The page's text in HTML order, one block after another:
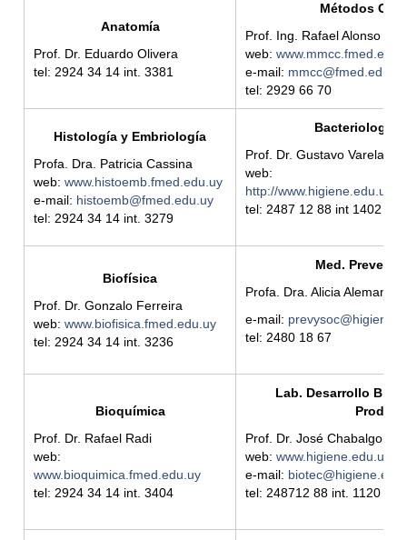
Anatomía
Prof. Dr. Eduardo Olivera
tel: 2924 34 14 int.3381
Métodos
Prof. Ing. Rafael Alonso
web:
e-mail: mmcc@fmed.edu.uy
tel: 2929 66 70
Histología y Embriología
Profa. Dra. Patricia Cassina
web:www.histoemb.fmed.edu.uy
e-mail: histoemb@fmed.edu.uy
tel: 2924 34 14 int. 3279
Bacteriología
Prof. Dr. Gustavo Varela
web:
http://www.higiene.edu.uy/
tel: 2487 12 88 int 1402
Biofísica
Prof. Dr. Gonzalo Ferreira
web:www.biofisica.fmed.edu.uy
tel: 2924 34 14 int.3236
Med.
Profa. Dra. Alicia Aleman
e-mail:
tel: 2480 18 67
Bioquímica
Prof. Dr. Rafael Radi
web:
www.bioquimica.fmed.edu.uy
tel: 2924 34 14 int.3404
Lab. Desarrollo
Prof. Dr. José Chabalgoity
web:www.higiene.edu.uy/
e-mail:
tel: 248712 88 int. 1120